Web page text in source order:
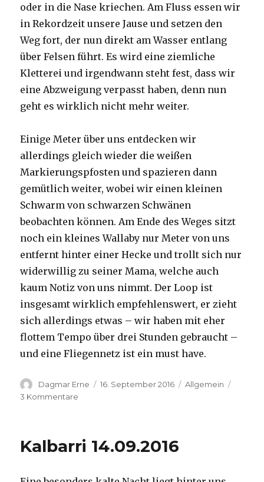
oder in die Nase kriechen. Am Fluss essen wir
in Rekordzeit unsere Jause und setzen den
Weg fort, der nun direkt am Wasser entlang
über Felsen führt. Es wird eine ziemliche
Kletterei und irgendwann steht fest, dass wir
eine Abzweigung verpasst haben, denn nun
geht es wirklich nicht mehr weiter.
Einige Meter über uns entdecken wir
allerdings gleich wieder die weißen
Markierungspfosten und spazieren dann
gemütlich weiter, wobei wir einen kleinen
Schwarm von schwarzen Schwänen
beobachten können. Am Ende des Weges sitzt
noch ein kleines Wallaby nur Meter von uns
entfernt hinter einer Hecke und trollt sich nur
widerwillig zu seiner Mama, welche auch
kaum Notiz von uns nimmt. Der Loop ist
insgesamt wirklich empfehlenswert, er zieht
sich allerdings etwas – wir haben mit eher
flottem Tempo über drei Stunden gebraucht –
und eine Fliegennetz ist ein must have.
Autor
Dagmar Erne
Veröffentlicht
16. September 2016 Kategorien
Allgemein
3 Kommentare
Kalbarri 14.09.2016